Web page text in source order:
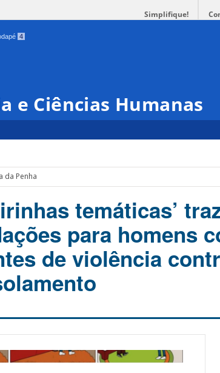
Simplifique!
4
e Ciências Humanas
da Penha
temáticas’
para homens
de violência